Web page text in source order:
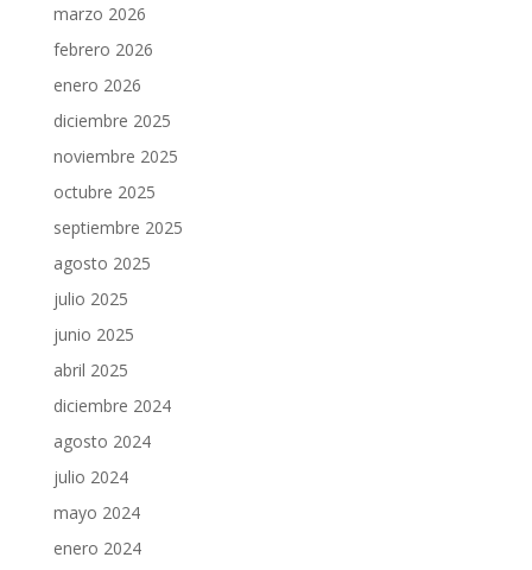
marzo 2026
febrero 2026
enero 2026
diciembre 2025
noviembre 2025
octubre 2025
septiembre 2025
agosto 2025
julio 2025
junio 2025
abril 2025
diciembre 2024
agosto 2024
julio 2024
mayo 2024
enero 2024